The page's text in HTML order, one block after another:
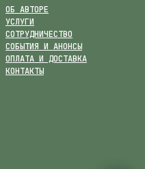
ОБ АВТОРЕ
УСЛУГИ
СОТРУДНИЧЕСТВО
СОБЫТИЯ И АНОНСЫ
ОПЛАТА И ДОСТАВКА
КОНТАКТЫ